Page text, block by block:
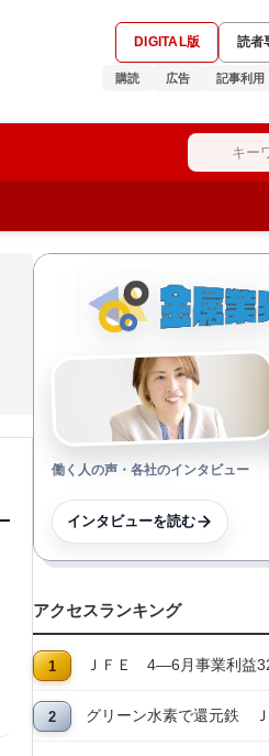
DIGITAL版 読者
購読 広告 記事利用
働く人の声・各社のインタビュー
インタビューを読む
アクセスランキング
ＪＦＥ 4―6月事業利益
グリーン水素で還元鉄